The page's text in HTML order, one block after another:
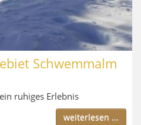
Schwemmalm
ruhiges Erlebnis
weiterlesen ...